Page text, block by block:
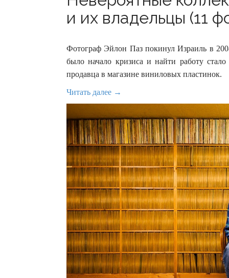
и их владельцы (11
Фотограф Эйлон Паз покинул Израиль в
было начало кризиса и найти работу
продавца в магазине виниловых пластинок.
Читать далее →